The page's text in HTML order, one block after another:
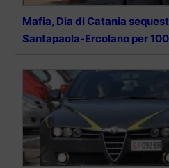
Mafia, Dia di Catania
Santapaola-Ercolano per